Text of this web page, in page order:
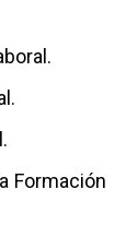
Formación